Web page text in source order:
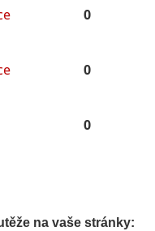
0
0
0
na vaše stránky: